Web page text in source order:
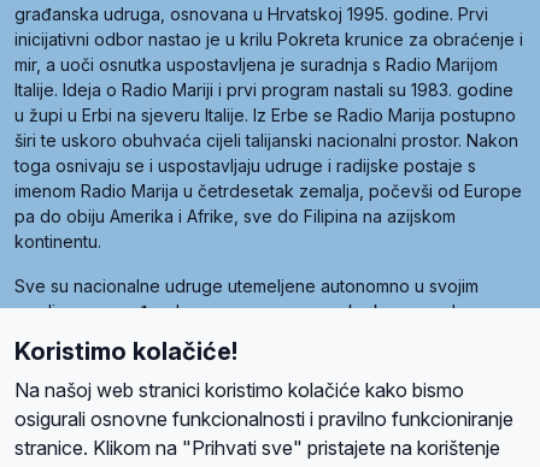
građanska udruga, osnovana u Hrvatskoj 1995. godine. Prvi
inicijativni odbor nastao je u krilu Pokreta krunice za obraćenje i
mir, a uoči osnutka uspostavljena je suradnja s Radio Marijom
Italije. Ideja o Radio Mariji i prvi program nastali su 1983. godine
u župi u Erbi na sjeveru Italije. Iz Erbe se Radio Marija postupno
širi te uskoro obuhvaća cijeli talijanski nacionalni prostor. Nakon
toga osnivaju se i uspostavljaju udruge i radijske postaje s
imenom Radio Marija u četrdesetak zemalja, počevši od Europe
pa do obiju Amerika i Afrike, sve do Filipina na azijskom
kontinentu.
Sve su nacionalne udruge utemeljene autonomno u svojim
zemljama, a međusobna su povezane preko krovne udruge
pod nazivom Svjetska obitelj Radio Marije (World Family of
Radio Maria). Svjetsku obitelj utemeljilo je sedam članica, među
kojima je i hrvatska Udruga Radio Marija.
Koristimo kolačiće!
Na našoj web stranici koristimo kolačiće kako bismo
osigurali osnovne funkcionalnosti i pravilno funkcioniranje
stranice. Klikom na "Prihvati sve" pristajete na korištenje